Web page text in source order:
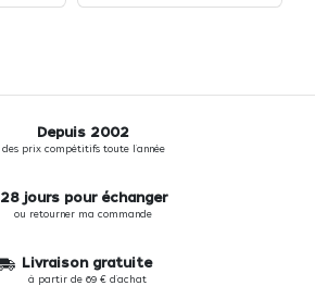
Depuis 2002
des prix compétitifs toute l'année
28 jours pour échanger
ou retourner ma commande
Livraison gratuite
à partir de 69 € d'achat